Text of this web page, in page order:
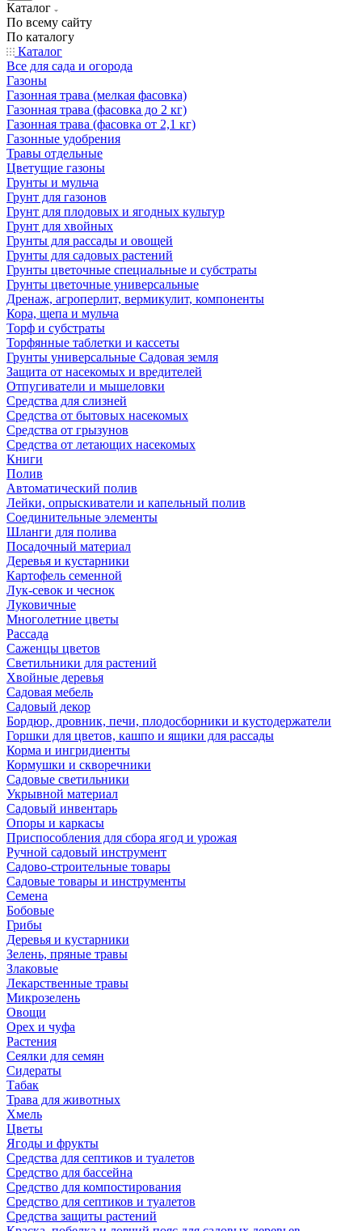
Каталог
По всему сайту
По каталогу
Каталог
Все для сада и огорода
Газоны
Газонная трава (мелкая фасовка)
Газонная трава (фасовка до 2 кг)
Газонная трава (фасовка от 2,1 кг)
Газонные удобрения
Травы отдельные
Цветущие газоны
Грунты и мульча
Грунт для газонов
Грунт для плодовых и ягодных культур
Грунт для хвойных
Грунты для рассады и овощей
Грунты для садовых растений
Грунты цветочные специальные и субстраты
Грунты цветочные универсальные
Дренаж, агроперлит, вермикулит, компоненты
Кора, щепа и мульча
Торф и субстраты
Торфянные таблетки и кассеты
Грунты универсальные Садовая земля
Защита от насекомых и вредителей
Отпугиватели и мышеловки
Средства для слизней
Средства от бытовых насекомых
Средства от грызунов
Средства от летающих насекомых
Книги
Полив
Автоматический полив
Лейки, опрыскиватели и капельный полив
Соединительные элементы
Шланги для полива
Посадочный материал
Деревья и кустарники
Картофель семенной
Лук-севок и чеснок
Луковичные
Многолетние цветы
Рассада
Саженцы цветов
Светильники для растений
Хвойные деревья
Садовая мебель
Садовый декор
Бордюр, дровник, печи, плодосборники и кустодержатели
Горшки для цветов, кашпо и ящики для рассады
Корма и ингридиенты
Кормушки и скворечники
Садовые светильники
Укрывной материал
Садовый инвентарь
Опоры и каркасы
Приспособления для сбора ягод и урожая
Ручной садовый инструмент
Садово-строительные товары
Садовые товары и инструменты
Семена
Бобовые
Грибы
Деревья и кустарники
Зелень, пряные травы
Злаковые
Лекарственные травы
Микрозелень
Овощи
Орех и чуфа
Растения
Сеялки для семян
Сидераты
Табак
Трава для животных
Хмель
Цветы
Ягоды и фрукты
Средства для септиков и туалетов
Средство для бассейна
Средство для компостирования
Средство для септиков и туалетов
Средства защиты растений